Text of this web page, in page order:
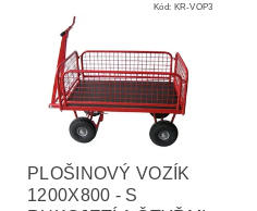
Kód: KR-VOP3
PLOŠINOVÝ VOZÍK
1200X800 - S